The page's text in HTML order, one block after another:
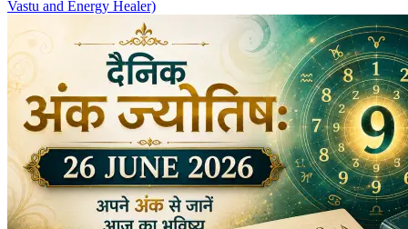
Vastu and Energy Healer)